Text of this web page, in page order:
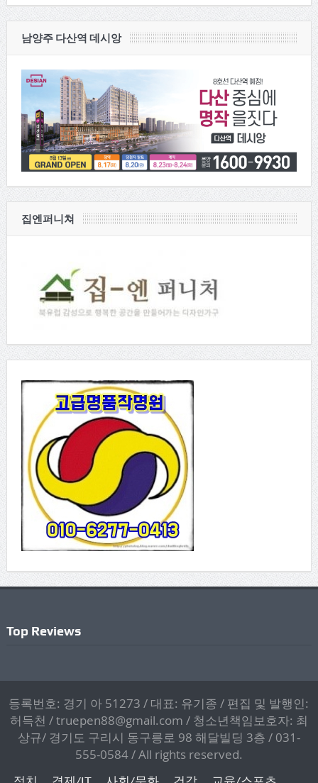
남양주 다산역 데시앙
집엔퍼니쳐
Top Reviews
등록번호: 경기 아 51273 / 대표: 유기종 / 편집 및 발행인:
허득천 / truepen88@gmail.com / 청소년책임보호자: 최
상규/ 경기도 구리시 동구릉로 98 해달빌딩 3층 / 031-
555-0584 / All rights reserved.